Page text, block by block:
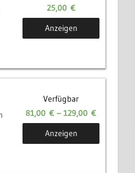
25,00 €
Anzeigen
Verfügbar
81,00€ –129,00€
Anzeigen